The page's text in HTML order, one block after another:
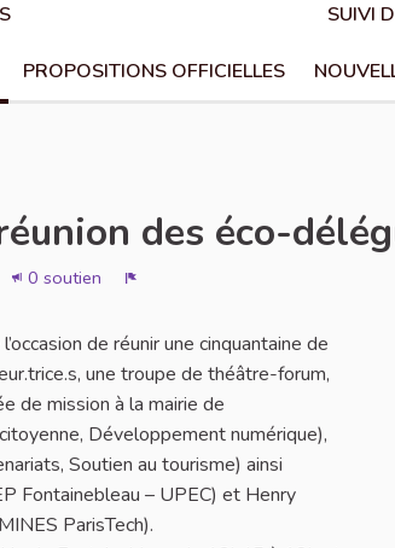
SUIVI
PROPOSITIONS OFFICIELLES
des éco-
0 soutien
de réunir une cinquantaine de
une troupe de théâtre-forum,
de mission à la mairie de
Développement numérique),
Soutien au tourisme) ainsi
Fontainebleau – UPEC) et Henry
ParisTech).